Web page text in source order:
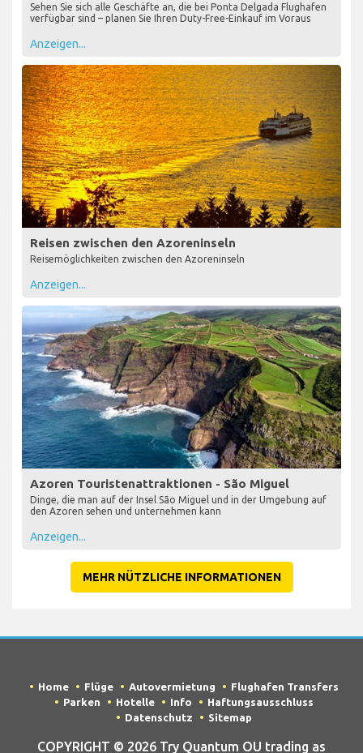
Sehen Sie sich alle Geschäfte an, die bei Ponta Delgada Flughafen
verfügbar sind – planen Sie Ihren Duty-Free-Einkauf im Voraus
Anzeigen...
Reisen zwischen den Azoreninseln
Reisemöglichkeiten zwischen den Azoreninseln
Anzeigen...
Azoren Touristenattraktionen - São Miguel
Dinge, die man auf der Insel São Miguel und in der Umgebung auf
den Azoren sehen und unternehmen kann
Anzeigen...
MEHR NÜTZLICHE INFORMATIONEN
Home Flüge Autovermietung
Flughafen Transfers
Parken
Hotelle Info
Haftungsausschluss
Datenschutz
Sitemap
COPYRIGHT © 2026 Try Quantum OU trading as